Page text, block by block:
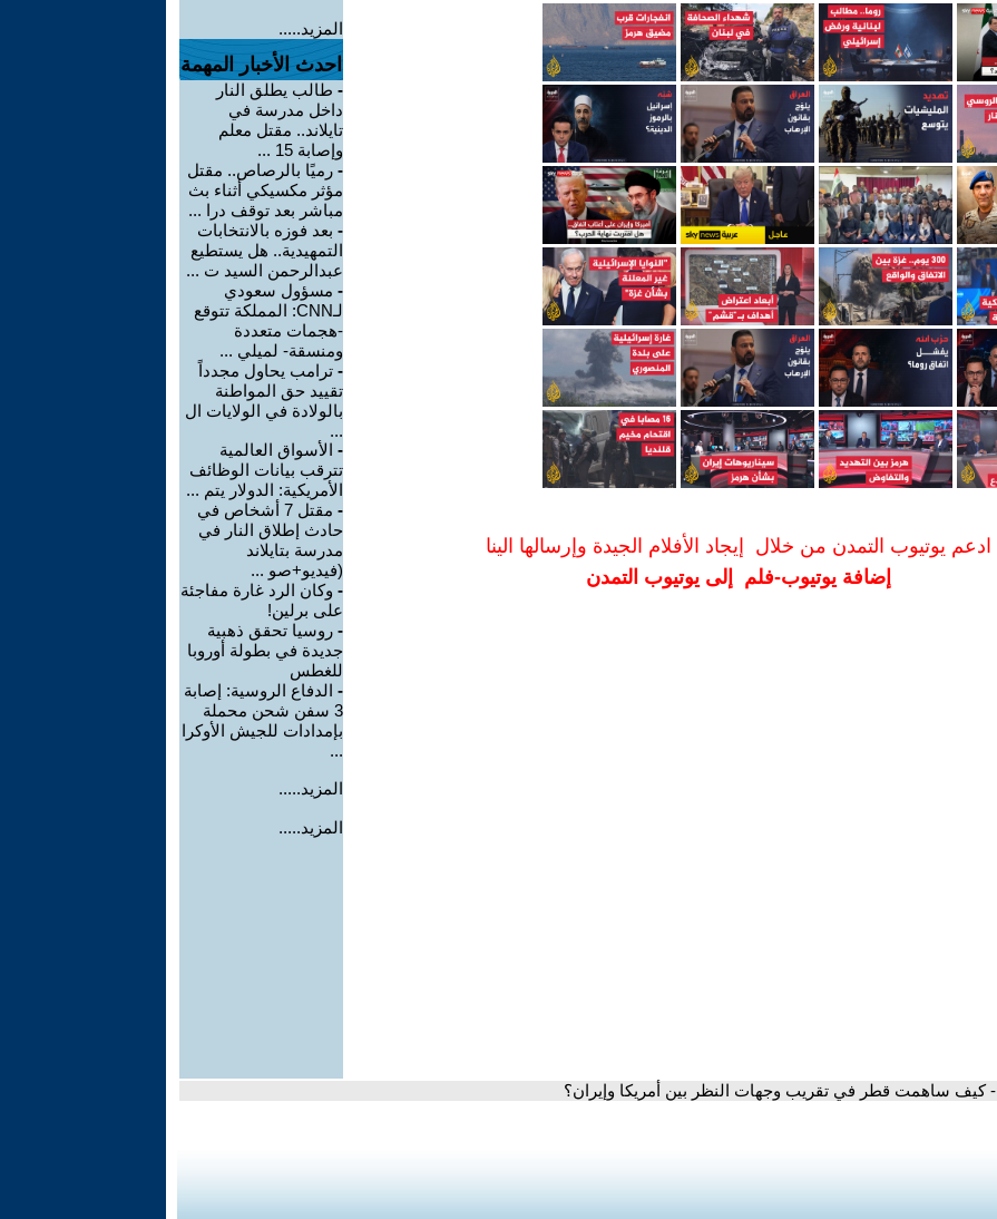
ادعم يوتيوب التمدن من خلال إيجاد الأفلام الجيدة وإرسالها الينا
إضافة يوتيوب-فلم إلى يوتيوب التمدن
المزيد.....
احدث الأخبار المهمة
- طالب يطلق النار
داخل مدرسة في
تايلاند.. مقتل معلم
وإصابة 15 ...
- رميًا بالرصاص.. مقتل
مؤثر مكسيكي أثناء بث
مباشر بعد توقف درا ...
- بعد فوزه بالانتخابات
التمهيدية.. هل يستطيع
عبدالرحمن السيد ت ...
- مسؤول سعودي
لـCNN: المملكة تتوقع
-هجمات متعددة
ومنسقة- لميلي ...
- ترامب يحاول مجدداً
تقييد حق المواطنة
بالولادة في الولايات ال
...
- الأسواق العالمية
تترقب بيانات الوظائف
الأمريكية: الدولار يتم ...
-
مقتل 7 أشخاص في
حادث إطلاق النار في
مدرسة بتايلاند
(فيديو+صو ...
- وكان الرد غارة مفاجئة
على برلين!
- روسيا تحقق ذهبية
جديدة في بطولة أوروبا
للغطس
- الدفاع الروسية: إصابة
3 سفن شحن محملة
بإمدادات للجيش الأوكرا
...
المزيد.....
المزيد.....
- كيف ساهمت قطر في تقريب وجهات النظر بين أمريكا وإيران؟